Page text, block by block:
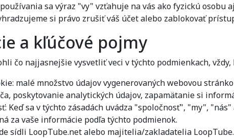
sa výraz "vy" vzťahuje na vás ako fyzickú
si právo zrušiť váš účet alebo zablokovať
a kľúčové pojmy
čo najjasnejšie vysvetliť veci v týchto podmienkach,
malé množstvo údajov vygenerovaných webovou
poskytovanie analytických údajov, zapamätanie si
Keď sa v týchto zásadách uvádza "spoločnosť", "my",
za vaše informácie podľa týchto podmienok.
sídli LoopTube.net alebo majitelia/zakladatelia